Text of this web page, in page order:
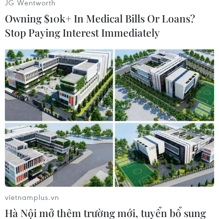
#Quảng Ngãi #Tàu cá #Ngư dân
#Biên phòng
Quảng Ngãi
Theo dõi VietnamPlus
JG Wentworth
Owning $10k+ In Medical Bills Or Loans?
Stop Paying Interest Immediately
vietnamplus.vn
Hà Nội mở thêm trường mới, tuyển bổ sung